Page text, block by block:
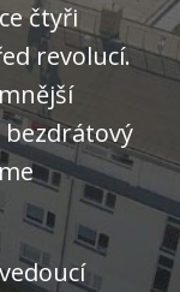
čtyři
revolucí.
bezdrátový